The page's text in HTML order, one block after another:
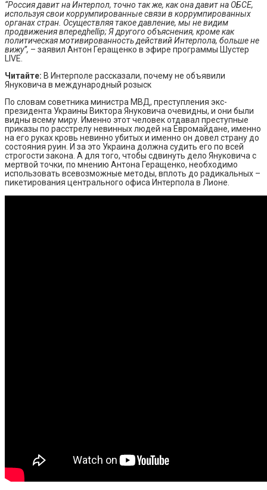
“Россия давит на Интерпол, точно так же, как она давит на ОБСЕ,
используя свои коррумпированные связи в коррумпированных
органах стран. Осуществляя такое давление, мы не видим
продвижения впередhellip; Я другого объяснения, кроме как
политическая мотивированность действий Интерпола, больше не
вижу”, – заявил Антон Геращенко в эфире программы Шустер
LIVE.
Читайте: В Интерполе рассказали, почему не объявили
Януковича в международный розыск
По словам советника министра МВД, преступления экс-
президента Украины Виктора Януковича очевидны, и они были
видны всему миру. Именно этот человек отдавал преступные
приказы по расстрелу невинных людей на Евромайдане, именно
на его руках кровь невинно убитых и именно он довел страну до
состояния руин. И за это Украина должна судить его по всей
строгости закона. А для того, чтобы сдвинуть дело Януковича с
мертвой точки, по мнению Антона Геращенко, необходимо
использовать всевозможные методы, вплоть до радикальных –
пикетирования центрального офиса Интерпола в Лионе.